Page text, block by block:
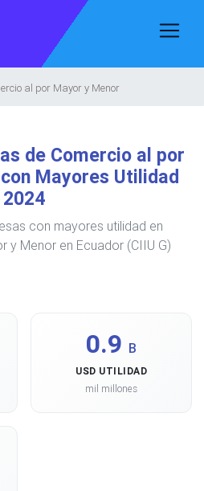
al por Mayor y Menor
de Comercio al por
Mayores Utilidad
2024
con mayores utilidad en
y Menor en Ecuador (CIIU G)
0.9 B
USD UTILIDAD
mil millones